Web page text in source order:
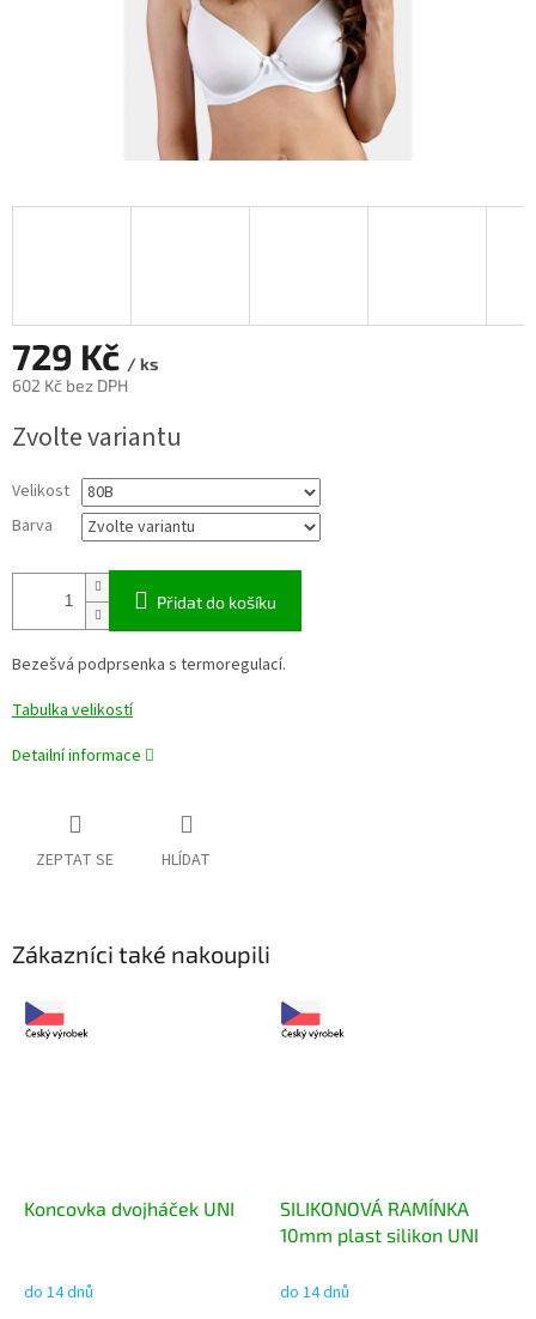
729 Kč / ks
602 Kč bez DPH
cena:
Zvolte variantu
Velikost
Barva
Přidat do košíku
Bezešvá podprsenka s termoregulací.
Tabulka velikostí
Detailní informace
ZEPTAT SE HLÍDAT
Zákazníci také nakoupili
Koncovka dvojháček UNI
do 14 dnů
SILIKONOVÁ RAMÍNKA
10mm plast silikon UNI
do 14 dnů